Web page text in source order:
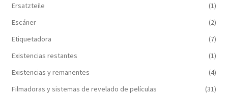
Ersatzteile
(1)
Escáner
(2)
Etiquetadora
(7)
Existencias restantes
(1)
Existencias y remanentes
(4)
Filmadoras y sistemas de revelado de películas
(31)